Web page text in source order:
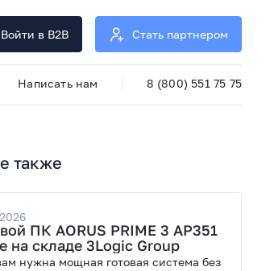
Войти в B2B Стать партнером
Написать нам 8 (800) 551 75 75
также
ПК AORUS PRIME 3 AP351
на складе 3Logic Group
нужна мощная готовая система без